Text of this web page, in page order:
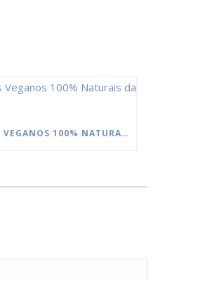
PERFUMES VEGANOS 100% NATURAIS DA QUINARÍ